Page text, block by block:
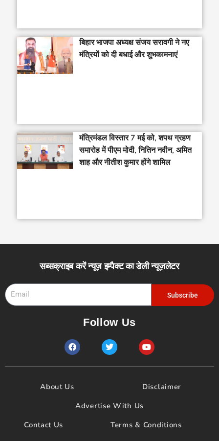
बिहार भाजपा अध्यक्ष संजय सरावगी ने नए
मंत्रियों को दी बधाई और शुभकामनाएं
मंत्रिमंडल विस्तार 7 मई को, शपथ ग्रहण
समारोह में पीएम मोदी, नितिन नवीन, अमित
शाह और नीतीश कुमार होंगे शामिल
सब्सक्राइब करें न्यूज़ इम्पैक्ट का डेली न्यूज़लेटर
Subscribe
Follow Us
F
a
c
e
o
T
w
i
t
Y
o
u
t
b
e
About Us
Disclaimer
Advertise With Us
Contact Us
Terms & Conditions